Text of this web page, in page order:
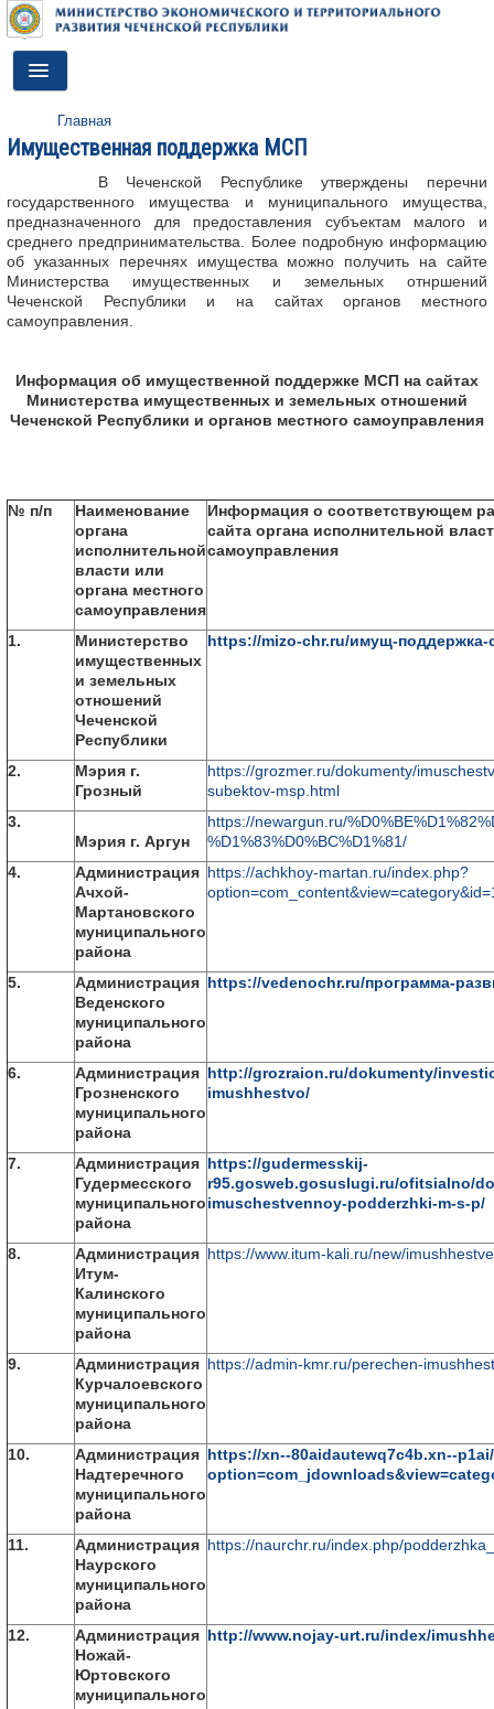
Toggle
Navigation
ДЕЯТЕЛЬНОСТЬ
О МИНИСТЕРСТВЕ
ДОКУМЕНТЫ
ПРЕСС-ЦЕНТР
АНТИТЕРРОР
Главная
Имущественная поддержка МСП
В Чеченской Республике утверждены перечни
государственного имущества и муниципального имущества,
предназначенного для предоставления субъектам малого и
среднего предпринимательства. Более подробную информацию
об указанных перечнях имущества можно получить на сайте
Министерства имущественных и земельных отнршений
Чеченской Республики и на сайтах органов местного
самоуправления.
Информация об имущественной поддержке МСП на сайтах
Министерства имущественных и земельных отношений
Чеченской Республики и органов местного самоуправления
№ п/п
Наименование
органа
исполнительной
власти или
органа местного
самоуправления
Информация о соответствующем
сайта органа исполнительной
самоуправления
1.
Министерство
имущественных
и земельных
отношений
Чеченской
Республики
https://mizo-chr.ru/имущ-поддержка-
2.
Мэрия г.
Грозный
https://grozmer.ru/dokumenty/
subektov-msp.html
3.
Мэрия г. Аргун
https://newargun.ru/
%D1%83%D0%BC%D1%81/
4.
Администрация
Ачхой-
Мартановского
муниципального
района
https://achkhoy-martan.ru/index.php?
5.
Администрация
Веденского
муниципального
района
https://vedenochr.ru/программа-
6.
Администрация
Грозненского
муниципального
района
http://grozraion.ru/dokumenty/
imushhestvo/
7.
Администрация
Гудермесского
муниципального
района
https://gudermesskij-
r95.gosweb.gosuslugi.ru/ofitsialno/
imuschestvennoy-podderzhki-m-s-p/
8.
Администрация
Итум-
Калинского
муниципального
района
https://www.itum-kali.ru/new/
9.
Администрация
Курчалоевского
муниципального
района
https://admin-kmr.ru/perechen-
10. Администрация
Надтеречного
муниципального
района
https://xn--80aidautewq7c4b.xn--
11.
Администрация
Наурского
муниципального
района
https://naurchr.ru/index.php/
12. Администрация
Ножай-
Юртовского
муниципального
http://www.nojay-urt.ru/index/